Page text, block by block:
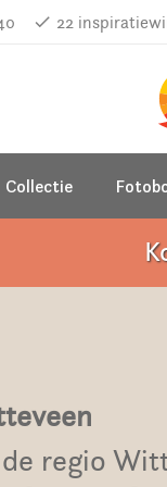
done 22
Collectie
regio